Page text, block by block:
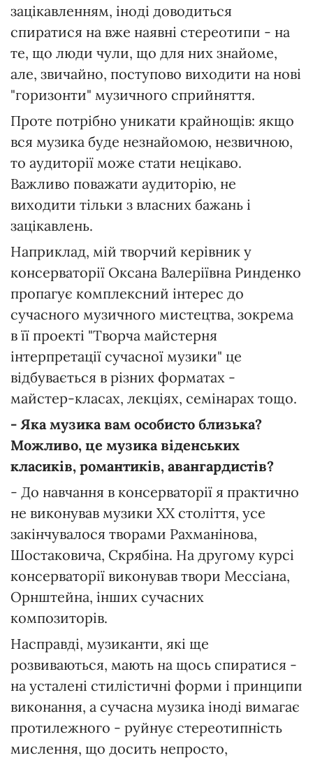
зацікавленням, іноді доводиться
спиратися на вже наявні стереотипи - на
те, що люди чули, що для них знайоме,
але, звичайно, поступово виходити на нові
"горизонти" музичного сприйняття.
Проте потрібно уникати крайнощів: якщо
вся музика буде незнайомою, незвичною,
то аудиторії може стати нецікаво.
Важливо поважати аудиторію, не
виходити тільки з власних бажань і
зацікавлень.
Наприклад, мій творчий керівник у
консерваторії Оксана Валеріївна Ринденко
пропагує комплексний інтерес до
сучасного музичного мистецтва, зокрема
в її проекті "Творча майстерня
інтерпретації сучасної музики" це
відбувається в різних форматах -
майстер-класах, лекціях, семінарах тощо.
- Яка музика вам особисто близька?
Можливо, це музика віденських
класиків, романтиків, авангардистів?
- До навчання в консерваторії я практично
не виконував музики ХХ століття, усе
закінчувалося творами Рахманінова,
Шостаковича, Скрябіна. На другому курсі
консерваторії виконував твори Мессіана,
Орнштейна, інших сучасних
композиторів.
Насправді, музиканти, які ще
розвиваються, мають на щось спиратися -
на усталені стилістичні форми і принципи
виконання, а сучасна музика іноді вимагає
протилежного - руйнує стереотипність
мислення, що досить непросто,